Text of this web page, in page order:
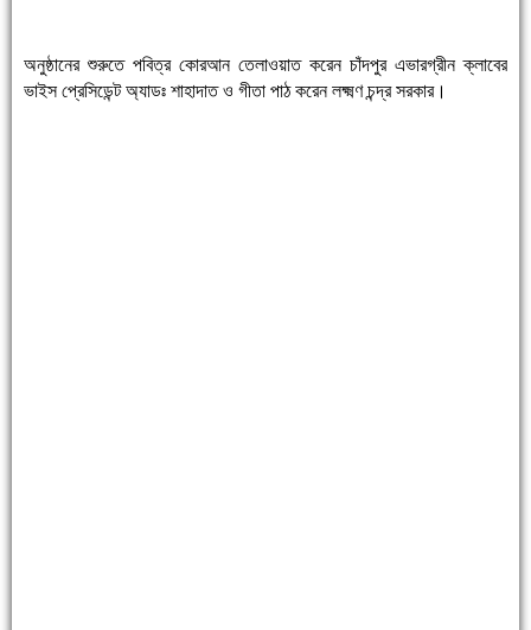
অনুষ্ঠানের শুরুতে পবিত্র কোরআন তেলাওয়াত করেন চাঁদপুর এভারগ্রীন ক্লাবের
ভাইস প্রেসিডেন্ট অ্যাডঃ শাহাদাত ও গীতা পাঠ করেন লক্ষ্মণ চন্দ্র সরকার।